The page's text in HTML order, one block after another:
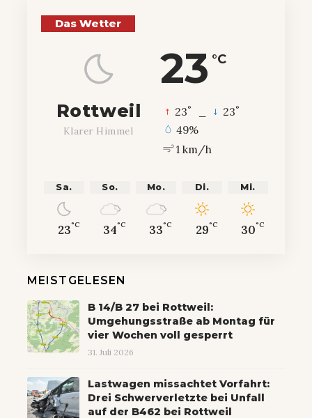
Das Wetter
23 °C
Rottweil
Klarer Himmel
23° 23°
49%
1 km/h
Sa.
23°C
So.
34°C
Mo.
33°C
Di.
29°C
Mi.
30°C
MEISTGELESEN
B 14/B 27 bei Rottweil:
Umgehungsstraße ab Montag für
vier Wochen voll gesperrt
31. Juli 2026
Lastwagen missachtet Vorfahrt:
Drei Schwerverletzte bei Unfall
auf der B462 bei Rottweil